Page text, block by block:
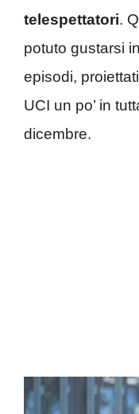
telespettatori.
potuto gustarsi
episodi,
UCI un po’ in
dicembre.